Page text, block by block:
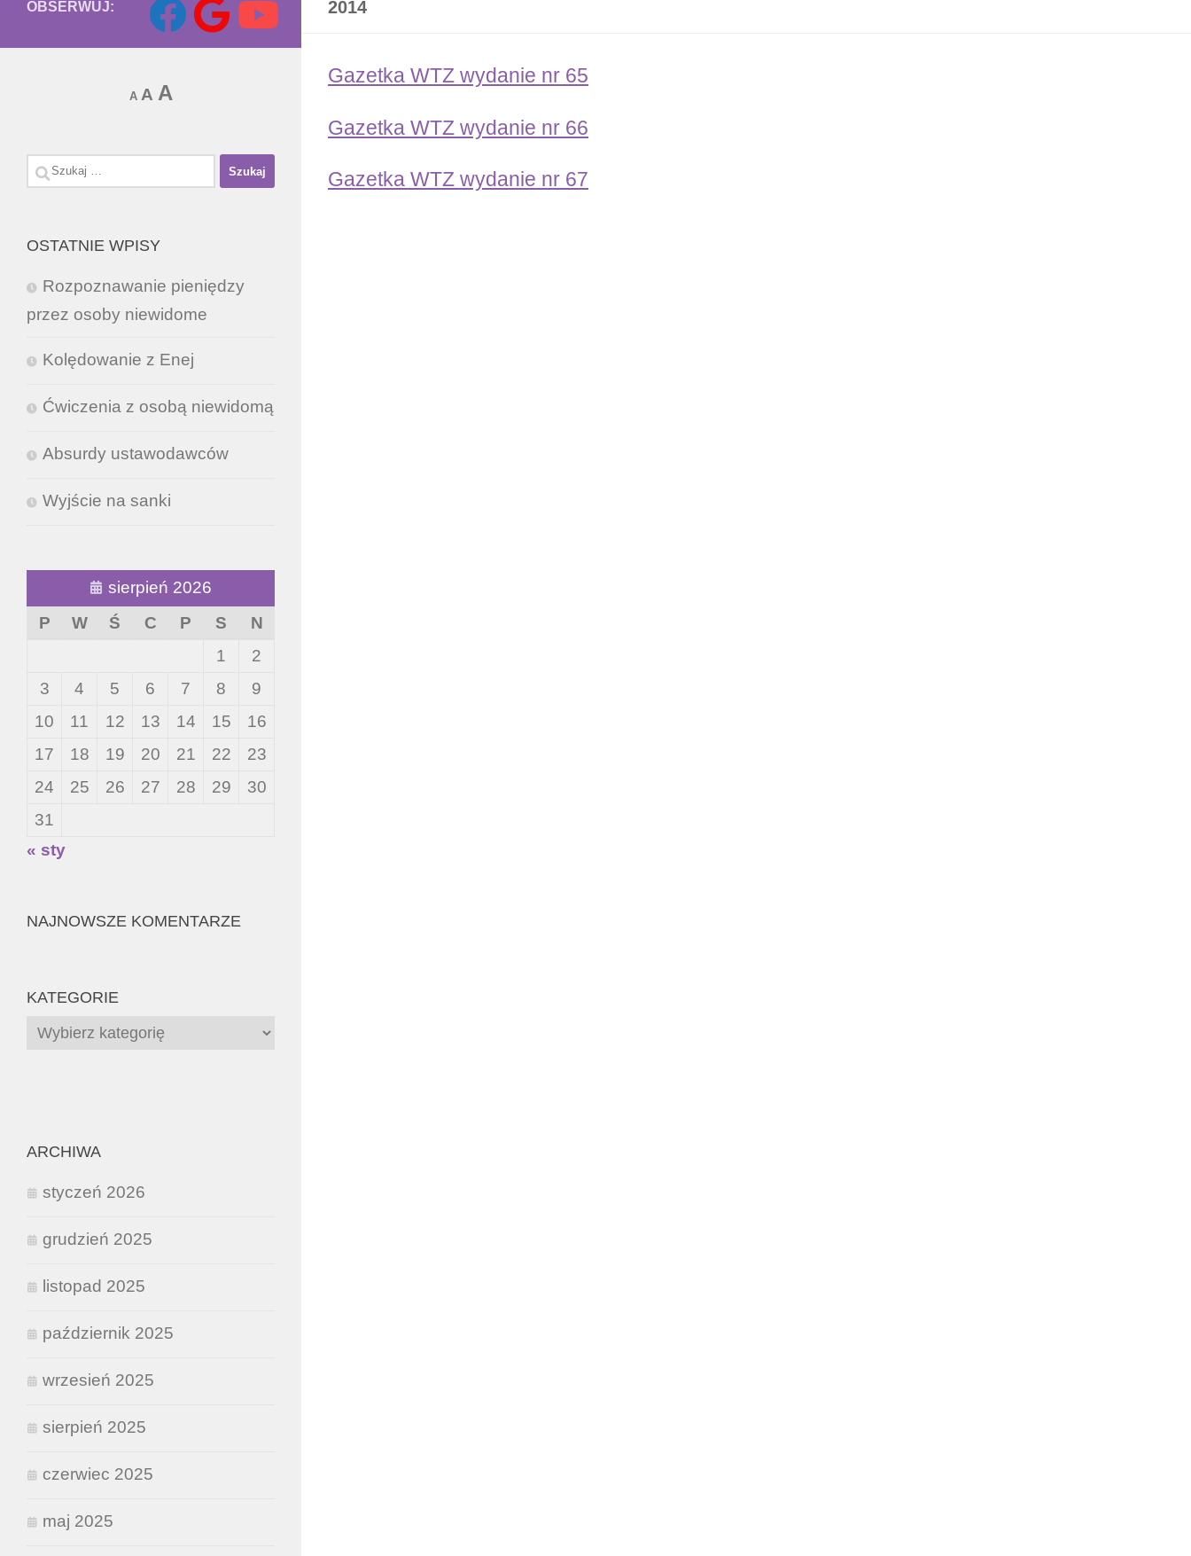
2014
Gazetka WTZ wydanie nr 65
Gazetka WTZ wydanie nr 66
Gazetka WTZ wydanie nr 67
OBSERWUJ:
ADecrease
A Reset
AIncrease
Szukaj:
OSTATNIE WPISY
Rozpoznawanie pieniędzy
przez osoby niewidome
Kolędowanie z Enej
Ćwiczenia z osobą niewidomą
Absurdy ustawodawców
Wyjście na sanki
sierpień 2026
P
W Ś C P S
N
1
2
3
4 5 6 7 8
9
10
11 12 13 14 15
16
17
18 19 20 21 22
23
24
25 26 27 28 29
30
31
« sty
NAJNOWSZE KOMENTARZE
KATEGORIE
Kategorie
ARCHIWA
styczeń 2026
grudzień 2025
listopad 2025
październik 2025
wrzesień 2025
sierpień 2025
czerwiec 2025
maj 2025